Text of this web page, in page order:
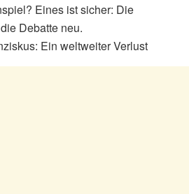
Eines ist sicher: Die
Debatte neu.
Ein weltweiter Verlust